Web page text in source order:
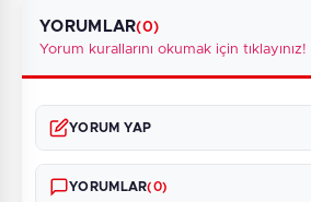
YORUMLAR(0)
Yorum kurallarını okumak için tıklayınız!
YORUM YAP
YORUMLAR(0)